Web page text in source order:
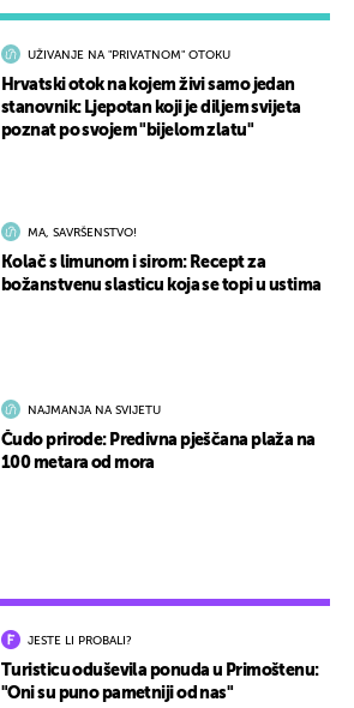
JESTE LI PROBALI?
Turisticu oduševila ponuda u Primoštenu:
"Oni su puno pametniji od nas"
UŽIVANJE NA "PRIVATNOM" OTOKU
Hrvatski otok na kojem živi samo jedan
stanovnik: Ljepotan koji je diljem svijeta
poznat po svojem "bijelom zlatu"
MA, SAVRŠENSTVO!
Kolač s limunom i sirom: Recept za
božanstvenu slasticu koja se topi u ustima
NAJMANJA NA SVIJETU
Čudo prirode: Predivna pješčana plaža na
100 metara od mora